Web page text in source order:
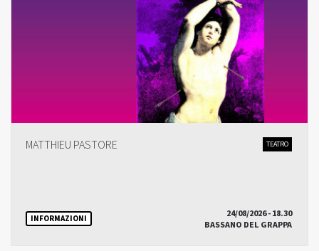
MATTHIEU PASTORE TEATRO
INFORMAZIONI
24/08/2026 - 18.30
BASSANO DEL GRAPPA